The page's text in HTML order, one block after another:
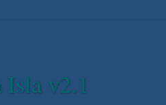
v2.1